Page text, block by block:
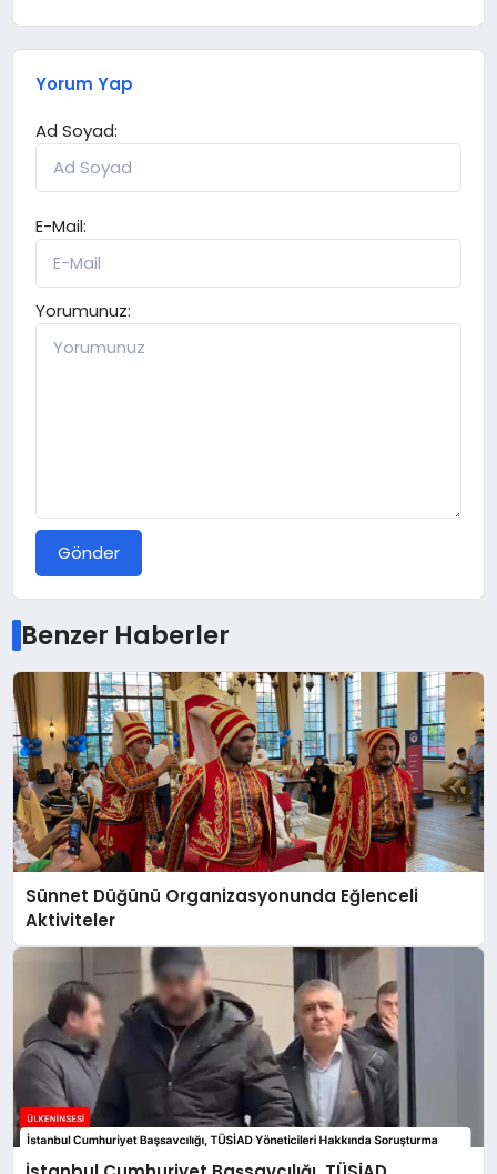
Yorum Yap
Ad Soyad:
E-Mail:
Yorumunuz:
Gönder
Benzer Haberler
Sünnet Düğünü Organizasyonunda Eğlenceli
Aktiviteler